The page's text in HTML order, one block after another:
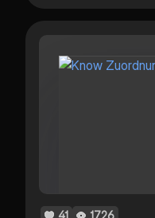
41 1726